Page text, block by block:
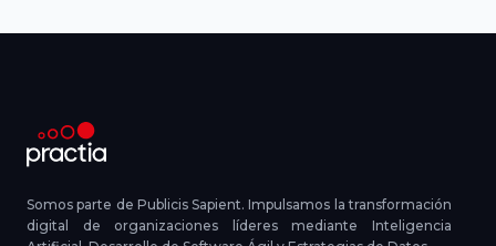
Somos parte de Publicis Sapient. Impulsamos la transformación
digital de organizaciones líderes mediante Inteligencia